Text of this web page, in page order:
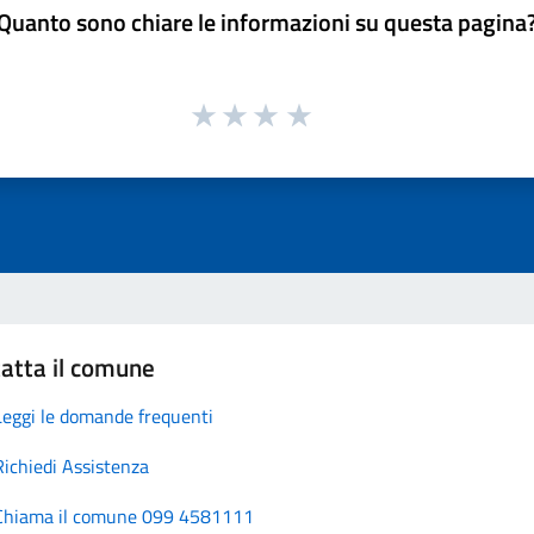
sono chiare le informazioni su questa
il comune
le domande frequenti
Assistenza
il comune 099 4581111